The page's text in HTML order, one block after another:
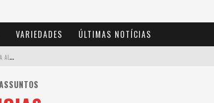
VARIEDADES ÚLTIMAS NOTÍCIAS
W
ETZ BEVERAGES APOSTA NO “PREMIUM ACESSÍVEL” PARA DEMOCRATIZAR A ALTA COQUETELARIA COM GARRAFAS DE 1 LITRO
C
OMO A CORTEX SEDUZIU GOOGLE, AWS E MCDONALD’S COM IA PARA O GO-TO-MARKET